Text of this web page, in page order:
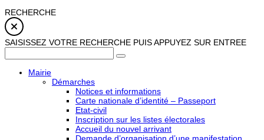
RECHERCHE
SAISISSEZ VOTRE RECHERCHE PUIS APPUYEZ SUR ENTREE
Mairie
Démarches
Notices et informations
Carte nationale d’identité – Passeport
Etat-civil
Inscription sur les listes électorales
Accueil du nouvel arrivant